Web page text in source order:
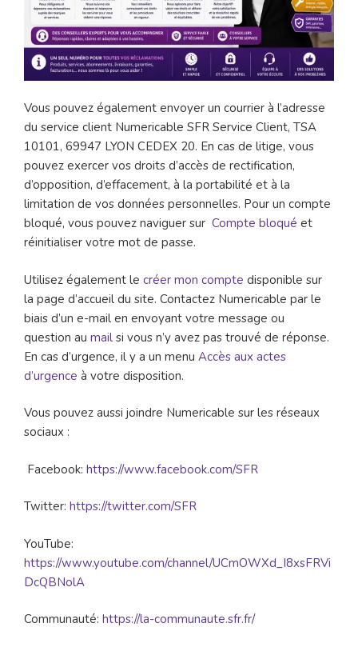
Vous pouvez également envoyer un courrier à l’adresse
du service client Numericable SFR Service Client, TSA
10101, 69947 LYON CEDEX 20. En cas de litige, vous
pouvez exercer vos droits d’accès de rectification,
d’opposition, d’effacement, à la portabilité et à la
limitation de vos données personnelles. Pour un compte
bloqué, vous pouvez naviguer sur Compte bloqué et
réinitialiser votre mot de passe.
Utilisez également le créer mon compte disponible sur
la page d’accueil du site. Contactez Numericable par le
biais d’un e-mail en envoyant votre message ou
question au mail si vous n’y avez pas trouvé de réponse.
En cas d’urgence, il y a un menu Accès aux actes
d’urgence à votre disposition.
Vous pouvez aussi joindre Numericable sur les réseaux
sociaux :
Facebook: https://www.facebook.com/SFR
Twitter: https://twitter.com/SFR
YouTube:
https://www.youtube.com/channel/UCmOWXd_I8xsFRVi
DcQBNolA
Communauté: https://la-communaute.sfr.fr/